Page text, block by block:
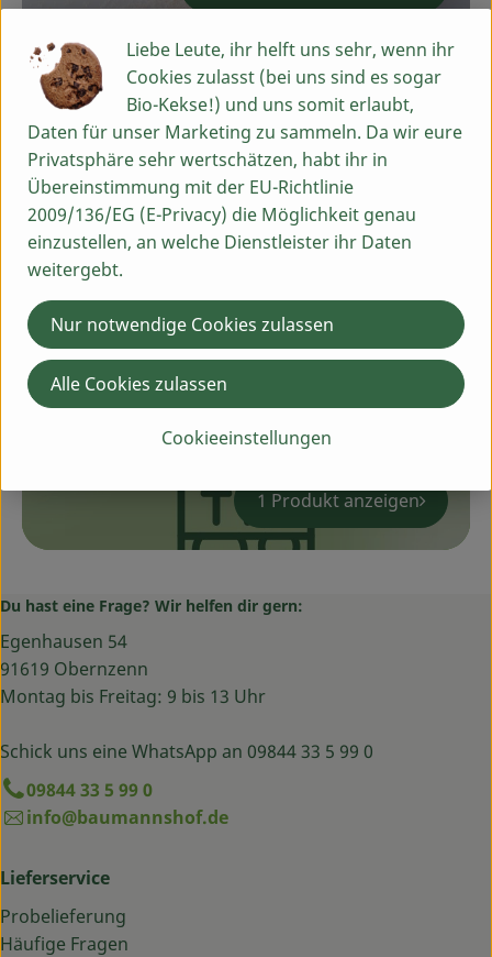
Laktosefrei >0,1%
Alle 27 Produkte anzeigen
Großpackungen
Alle 111 Produkte anzeigen
Trinkgeld online
1 Produkt anzeigen
Du hast eine Frage? Wir helfen dir gern:
Egenhausen 54
91619 Obernzenn
Montag bis Freitag: 9 bis 13 Uhr
Schick uns eine WhatsApp an 09844 33 5 99 0
09844 33 5 99 0
info@baumannshof.de
Lieferservice
Probelieferung
Häufige Fragen
Liebe Leute, ihr helft uns sehr, wenn ihr
Cookies zulasst (bei uns sind es sogar
Bio-Kekse!) und uns somit erlaubt,
Daten für unser Marketing zu sammeln. Da wir eure
Privatsphäre sehr wertschätzen, habt ihr in
Übereinstimmung mit der EU-Richtlinie
2009/136/EG (E-Privacy) die Möglichkeit genau
einzustellen, an welche Dienstleister ihr Daten
weitergebt.
Cookieeinstellungen
Nur notwendige Cookies zulassen
Alle Cookies zulassen